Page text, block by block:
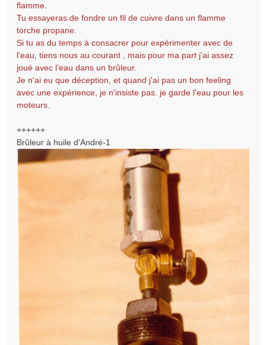
flamme.
Tu essayeras de fondre un fil de cuivre dans un flamme
torche propane.
Si tu as du temps à consacrer pour expérimenter avec de
l'eau, tiens nous au courant , mais pour ma part j'ai assez
joué avec l’eau dans un brûleur.
Je n'ai eu que déception, et quand j'ai pas un bon feeling
avec une expérience, je n'insiste pas. je garde l'eau pour les
moteurs.
++++++
Brûleur à huile d'André-1